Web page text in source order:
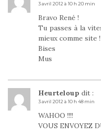
3 avril 2012 à 10 h 20 min
Bravo René !
Tu passes à la
mieux comme site !
Bises
Mus
Heurteloup dit :
3 avril 2012 à 10 h 48 min
WAHOO !!!!
VOUS ENVOYEZ